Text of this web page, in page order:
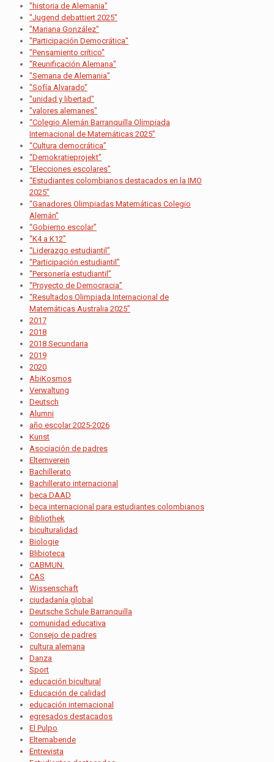
"historia de Alemania"
"Jugend debattiert 2025"
"Mariana González"
"Participación Democrática"
"Pensamiento crítico"
"Reunificación Alemana"
"Semana de Alemania"
"Sofía Alvarado"
"unidad y libertad"
"valores alemanes"
“Colegio Alemán Barranquilla Olimpiada
Internacional de Matemáticas 2025”
“Cultura democrática”
“Demokratieprojekt”
“Elecciones escolares”
“Estudiantes colombianos destacados en la IMO
2025”
“Ganadores Olimpiadas Matemáticas Colegio
Alemán”
“Gobierno escolar”
“K4 a K12”
“Liderazgo estudiantil”
“Participación estudiantil”
“Personería estudiantil”
“Proyecto de Democracia”
“Resultados Olimpiada Internacional de
Matemáticas Australia 2025”
2017
2018
2018 Secundaria
2019
2020
AbiKosmos
Verwaltung
Deutsch
Alumni
año escolar 2025-2026
Kunst
Asociación de padres
Elternverein
Bachillerato
Bachillerato internacional
beca DAAD
beca internacional para estudiantes colombianos
Bibliothek
biculturalidad
Biologie
Blibioteca
CABMUN.
CAS
Wissenschaft
ciudadanía global
Deutsche Schule Barranquilla
comunidad educativa
Consejo de padres
cultura alemana
Danza
Sport
educación bicultural
Educación de calidad
educación internacional
egresados destacados
El Pulpo
Elternabende
Entrevista